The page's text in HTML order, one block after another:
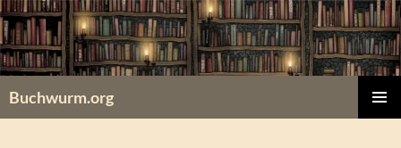
Zum
Inhalt
springen
Buchwurm.org